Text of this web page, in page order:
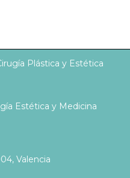
Estética y Medicina
Valencia